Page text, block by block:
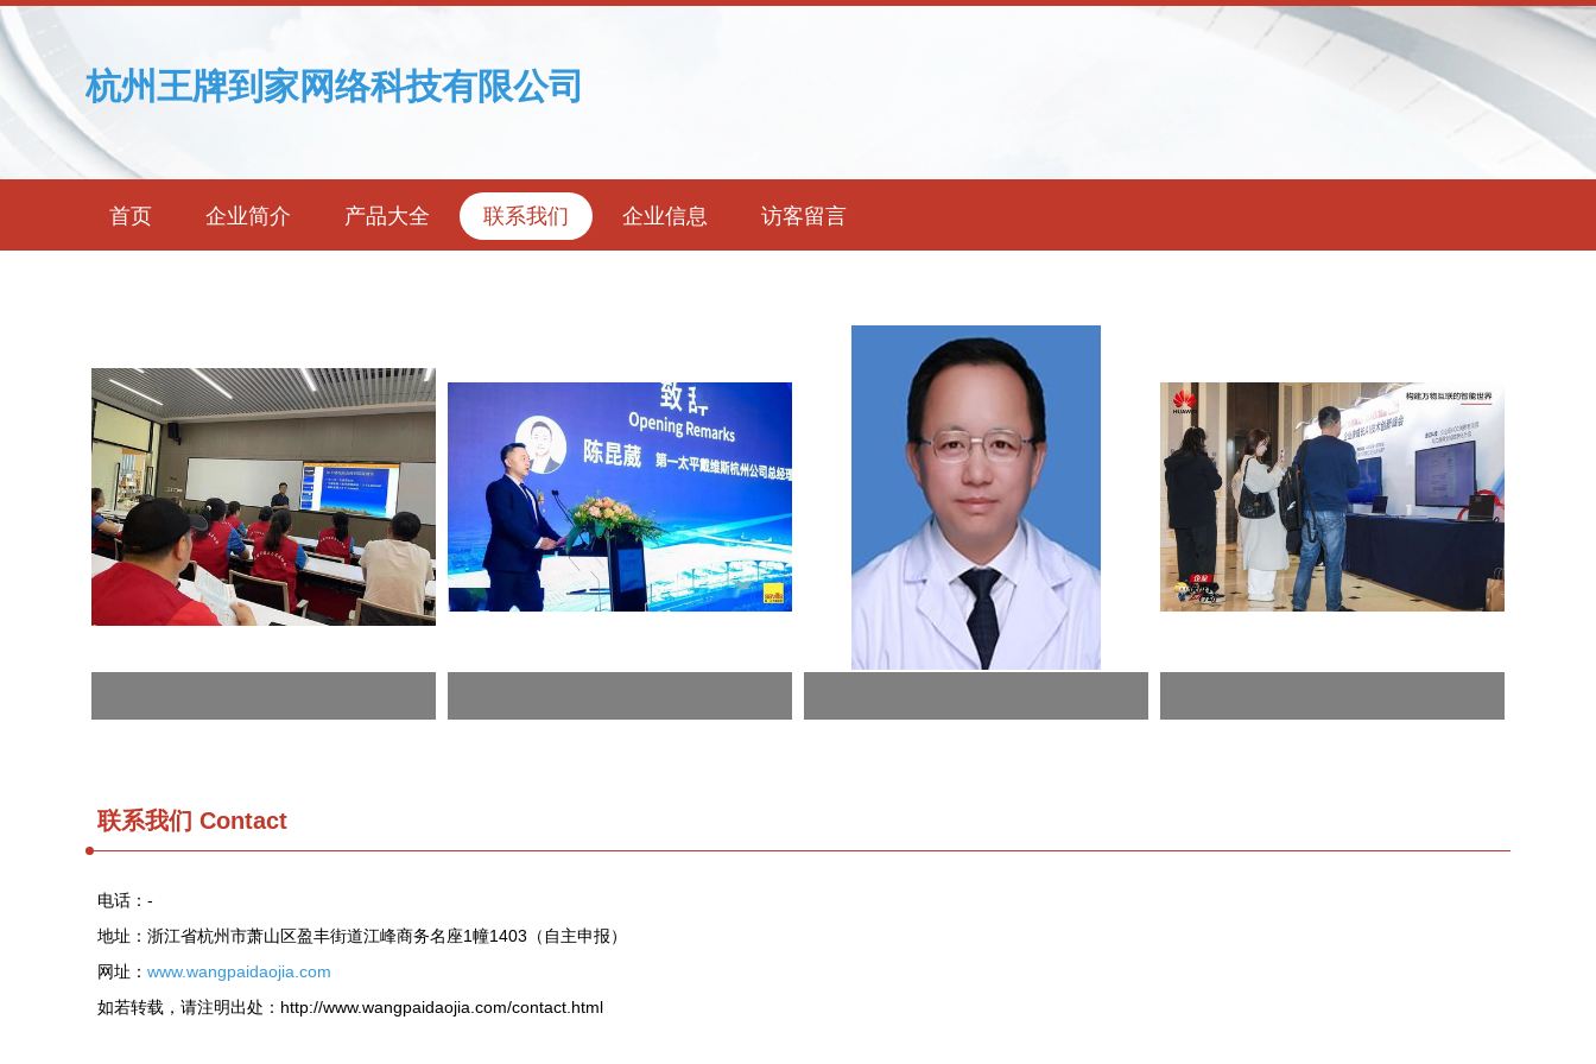
杭州王牌到家网络科技有限公司
首页 企业简介 产品大全 联系我们 企业信息 访客留言
联系我们 Contact
电话：-
地址：浙江省杭州市萧山区盈丰街道江峰商务名座1幢1403（自主申报）
网址： www.wangpaidaojia.com
如若转载，请注明出处：http://www.wangpaidaojia.com/contact.html